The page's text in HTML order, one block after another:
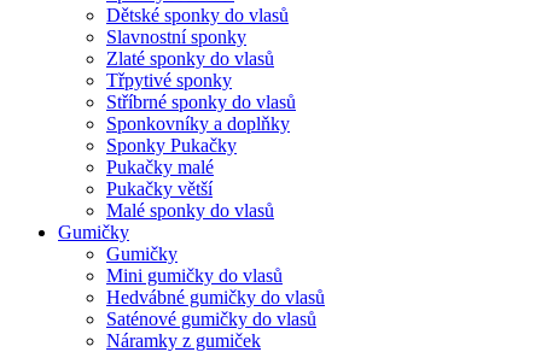
Dětské sponky do vlasů
Slavnostní sponky
Zlaté sponky do vlasů
Třpytivé sponky
Stříbrné sponky do vlasů
Sponkovníky a doplňky
Sponky Pukačky
Pukačky malé
Pukačky větší
Malé sponky do vlasů
Gumičky
Gumičky
Mini gumičky do vlasů
Hedvábné gumičky do vlasů
Saténové gumičky do vlasů
Náramky z gumiček